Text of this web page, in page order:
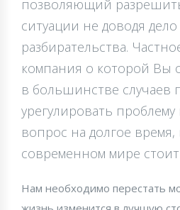
позволяющий
ситуации не доводя дело
разбирательства.
компания о которой Вы
в большинстве случаев
урегулировать проблему
вопрос на долгое
современном мире
Нам необходимо перестать